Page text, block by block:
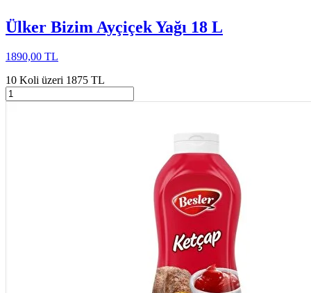
Ülker Bizim Ayçiçek Yağı 18 L
1890,00 TL
10 Koli üzeri 1875 TL